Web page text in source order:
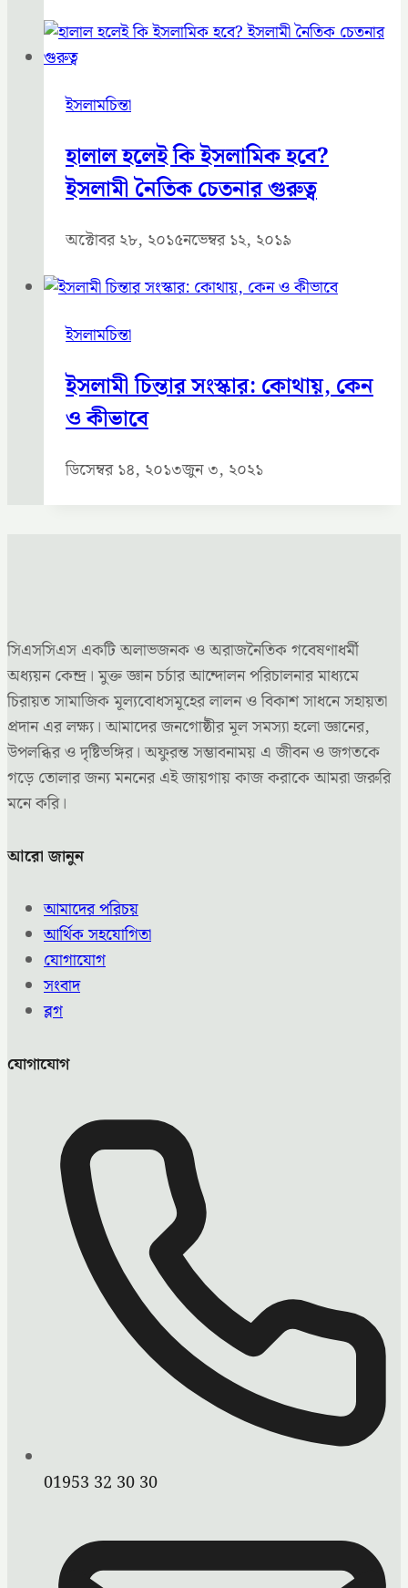
ইসলামচিন্তা
হালাল হলেই কি ইসলামিক হবে?
ইসলামী নৈতিক চেতনার গুরুত্ব
অক্টোবর ২৮, ২০১৫নভেম্বর ১২, ২০১৯
ইসলামচিন্তা
ইসলামী চিন্তার সংস্কার: কোথায়, কেন
ও কীভাবে
ডিসেম্বর ১৪, ২০১৩জুন ৩, ২০২১
সিএসসিএস একটি অলাভজনক ও অরাজনৈতিক গবেষণাধর্মী
অধ্যয়ন কেন্দ্র। মুক্ত জ্ঞান চর্চার আন্দোলন পরিচালনার মাধ্যমে
চিরায়ত সামাজিক মূল্যবোধসমূহের লালন ও বিকাশ সাধনে সহায়তা
প্রদান এর লক্ষ্য। আমাদের জনগোষ্ঠীর মূল সমস্যা হলো জ্ঞানের,
উপলব্ধির ও দৃষ্টিভঙ্গির। অফুরন্ত সম্ভাবনাময় এ জীবন ও জগতকে
গড়ে তোলার জন্য মননের এই জায়গায় কাজ করাকে আমরা জরুরি
মনে করি।
আরো জানুন
আমাদের পরিচয়
আর্থিক সহযোগিতা
যোগাযোগ
সংবাদ
ব্লগ
যোগাযোগ
01953 32 30 30